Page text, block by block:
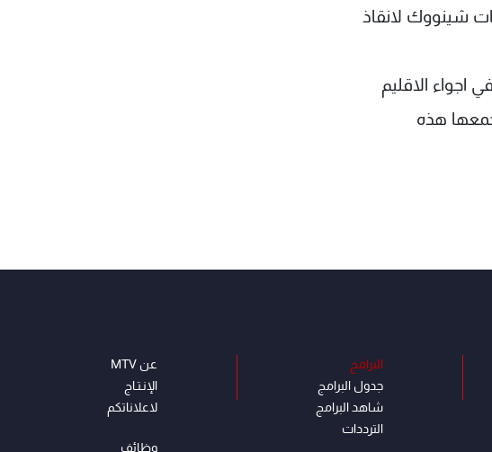
شينووك لانقاذ
الاقليم
هذه
البرامج
جدول البرامج
شاهد البرامج
الترددات
عن MTV
الإنـتـاج
لاعلاناتكم
وظائف